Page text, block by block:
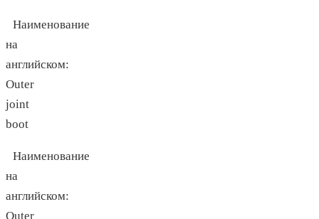
Наименование
на
английском:
Outer
joint
boot
Наименование
на
английском:
Outer